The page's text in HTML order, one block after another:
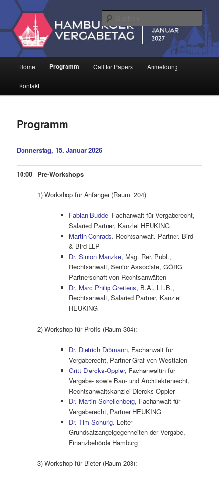
primären
Inhalt
springenHamburger Vergabetag
Strategische und operative Beschaffung
Home Programm Call for Papers Anmeldung
Kontakt
Programm
Donnerstag, 15. Januar 2026
10:00 Pre-Workshops
1) Workshop für Anfänger (Raum: 204)
Fabian Budde, Fachanwalt für Vergaberecht,
Salaried Partner, Kanzlei HEUKING
Martin Conrads, Rechtsanwalt, Partner, Bird
& Bird LLP
Dr. Simon Manzke, Mag. Rer. Publ.,
Rechtsanwalt, Senior Associate, GÖRG
Partnerschaft von Rechtsanwälten
Dr. Marc Philip Greitens, B.A., LL.B.,
Rechtsanwalt, Salaried Partner, Kanzlei
HEUKING
2) Workshop für Profis (Raum 304):
Dr. Dietrich Drömann, Fachanwalt für
Vergaberecht, Partner Graf von Westfalen
Gritt Diercks-Oppler, Fachanwältin für
Vergabe- sowie Bau- und Archtiektenrecht,
Rechtsanwaltskanzlei Diercks-Oppler
Dr. Martin Schellenberg, Fachanwalt für
Vergaberecht, Partner HEUKING
Dr. Tim Schurig, Leiter
Grundsatzangelgegenheiten der Vergabe,
Finanzbehörde Hamburg
3) Workshop für Bieter (Raum 203):